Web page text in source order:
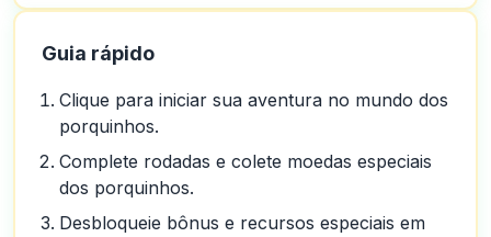
Guia rápido
Clique para iniciar sua aventura no mundo dos
porquinhos.
Complete rodadas e colete moedas especiais
dos porquinhos.
Desbloqueie bônus e recursos especiais em